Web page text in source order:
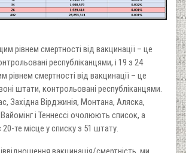
рівнем смертності від вакцинації – це
республіканцями, і 19 з 24
рівнем смертності від вакцинації – це
штати, контрольовані республіканцями.
Західна Вірджинія, Монтана, Аляска,
і Теннессі очолюють список, а
те місце у списку з 51 штату.